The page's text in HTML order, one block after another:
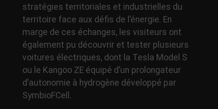
stratégies territoriales et industrielles du
territoire face aux défis de l’énergie. En
marge de ces échanges, les visiteurs ont
également pu découvrir et tester plusieurs
voitures électriques, dont la Tesla Model S
ou le Kangoo ZE équipé d’un prolongateur
d’autonomie à hydrogène développé par
SymbioFCell.